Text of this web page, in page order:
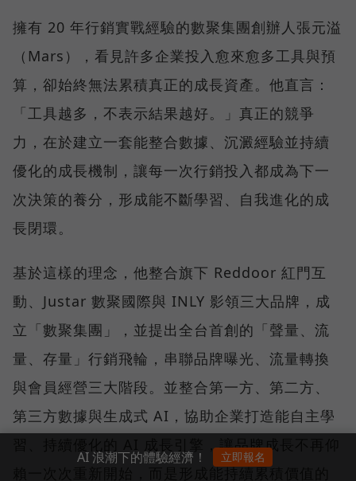
擁有 20 年行銷實戰經驗的數聚集團創辦人張元溢
（Mars），看見許多企業投入愈來愈多工具與預
算，卻始終無法累積真正的成長資產。他直言：
「工具越多，不表示結果越好。」真正的競爭
力，在於建立一套能整合數據、沉澱經驗並持續
優化的成長機制，讓每一次行銷投入都成為下一
次決策的養分，形成能不斷學習、自我進化的成
長閉環。
基於這樣的理念，他整合旗下 Reddoor 紅門互
動、Justar 數聚國際與 INLY 影領三大品牌，成
立「數聚集團」，並提出全台首創的「聲量、流
量、存量」行銷飛輪，串聯品牌曝光、流量轉換
與會員經營三大階段。並整合第一方、第二方、
第三方數據與生成式 AI，協助企業打造能自主學
習、持續優化的 AI 成長引擎，讓品牌成長不再仰
賴一次次重新開始，而是形成能持續累積價值的
AI 浪潮下的體驗經濟！ 立即報名